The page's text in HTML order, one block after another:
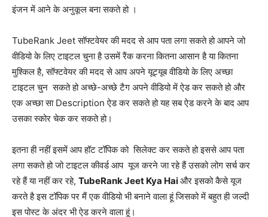
इंजन में आने के अनुकूल बना सकते हो ।
TubeRank Jeet सॉफ्टवेयर की मदद से आप पता लगा सकते हो आपने जो
वीडियो के लिए टाइटल चुना है उसमें रैंक करना कितना आसान है या कितना
मुश्किल है, सॉफ्टवेयर की मदद से आप अपने यूट्यूब वीडियो के लिए अच्छा
टाइटल चुन सकते हो अच्छे-अच्छे टैग अपने वीडियो में ऐड कर सकते हो और
एक अच्छा सा Description ऐड कर सकते हो यह सब ऐड करने के बाद आप
उसका स्कोर चेक कर सकते हो।
इतना ही नहीं इसमें आप हॉट टॉपिक को सिलेक्ट कर सकते हो इससे आप पता
लगा सकते हो जो टाइटल कीवर्ड आप यूज करने जा रहे हैं उसको लोग सर्च कर
रहे हैं या नहीं कर रहे, TubeRank Jeet Kya Haiऔर इसको कैसे यूज
करते है इस टॉपिक पर मैं एक वीडियो भी बनाने वाला हूं जिसको में बहुत ही जल्दी
इस पोस्ट के अंदर भी ऐड करने वाला हूं।